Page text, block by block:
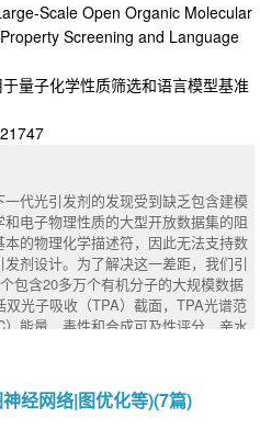
mitigate such biased outputs to ensu
and misinformation. This stu
address biases in LLMs amid growi
We utilize bias-specific benchmar
evaluate the existence of various bi
such as BERT, GPT 3.5, and A
biases, we adopt a three-pronged a
Results indicate fine-tuned m
excel at identifying and avoiding raci
that despite some cases of succes
in prompts and its outputs. This dem
attempt to truly understand the accur
in an attempt to bolster model
learning strategy involving fine-t
techniques, and data augmentatio
fine-tuned models to exhibit promisin
with LoRA followed by model so
(4) the same LoRA-adapted LLM
or stages. We evaluate repres
(Silhouette and Davies Bouldin).
labels to see if the embedding
the one we are testing for. Empiric
produce embeddings that better c
patterns, but are prone to adapt
generalization; SLERP merging con
while retaining most task gains, yi
separability, and robustness compare
not merged.
mathematical reasoning. We pres
where verifiers iteratively refine th
Unlike one-round verific
our method leverages consistenc
to improve verification accuracy.
mathematical process error identifica
and PRM800K) show consi
baseline methods. When applied to
our method demonstrates strong
models to outperform all 70B/72B m
Notably, the distilled 14B model with
to Deepseek-R1. Our codes
Temporal-Consistency
Scale Open Organic Molecular
Screening and Language
量子化学性质筛选和语言模型基准
代光引发剂的发现受到缺乏包含建模
电子物理性质的大型开放数据集的阻
的物理化学描述符，因此无法支持数
剂设计。为了解决这一差距，我们引
包含20多万个有机分子的大规模数据
光子吸收（TPA）截面，TPA光谱范
能量，毒性和合成可及性评分，亲水
200 K，我们对开源Qwen2.5- 32 B
能够从SMILES向前预测性质的化学
经网络|图优化等)(7篇)